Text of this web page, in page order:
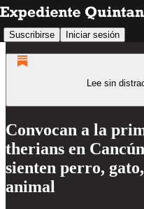
Suscribirse Iniciar sesión
Lee sin
Convocan a la
therians en
sienten perro,
animal